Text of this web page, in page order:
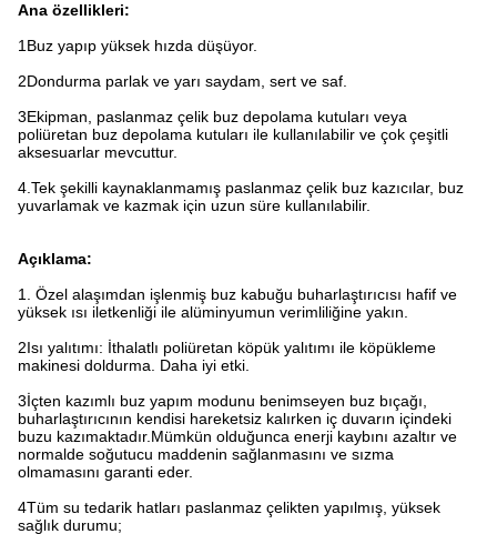
Ana özellikleri:
1Buz yapıp yüksek hızda düşüyor.
2Dondurma parlak ve yarı saydam, sert ve saf.
3Ekipman, paslanmaz çelik buz depolama kutuları veya
poliüretan buz depolama kutuları ile kullanılabilir ve çok çeşitli
aksesuarlar mevcuttur.
4. Tek şekilli kaynaklanmamış paslanmaz çelik buz kazıcılar, buz
yuvarlamak ve kazmak için uzun süre kullanılabilir.
Açıklama:
1. Özel alaşımdan işlenmiş buz kabuğu buharlaştırıcısı hafif ve
yüksek ısı iletkenliği ile alüminyumun verimliliğine yakın.
2Isı yalıtımı: İthalatlı poliüretan köpük yalıtımı ile köpükleme
makinesi doldurma. Daha iyi etki.
3İçten kazımlı buz yapım modunu benimseyen buz bıçağı,
buharlaştırıcının kendisi hareketsiz kalırken iç duvarın içindeki
buzu kazımaktadır.Mümkün olduğunca enerji kaybını azaltır ve
normalde soğutucu maddenin sağlanmasını ve sızma
olmamasını garanti eder.
4Tüm su tedarik hatları paslanmaz çelikten yapılmış, yüksek
sağlık durumu;